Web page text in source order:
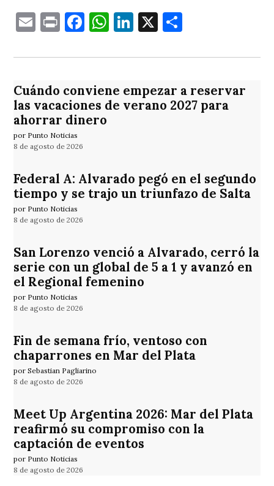
EmailPrintFacebook
WhatsApp
LinkedIn
X
Cuándo conviene empezar a reservar
las vacaciones de verano 2027 para
ahorrar dinero
por Punto Noticias
8 de agosto de 2026
Federal A: Alvarado pegó en el segundo
tiempo y se trajo un triunfazo de Salta
por Punto Noticias
8 de agosto de 2026
San Lorenzo venció a Alvarado, cerró la
serie con un global de 5 a 1 y avanzó en
el Regional femenino
por Punto Noticias
8 de agosto de 2026
Fin de semana frío, ventoso con
chaparrones en Mar del Plata
por Sebastian Pagliarino
8 de agosto de 2026
Meet Up Argentina 2026: Mar del Plata
reafirmó su compromiso con la
captación de eventos
por Punto Noticias
8 de agosto de 2026